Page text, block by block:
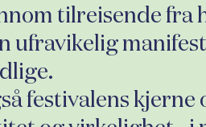
tilreisende fra
ufravikelig
festivalens kjerne